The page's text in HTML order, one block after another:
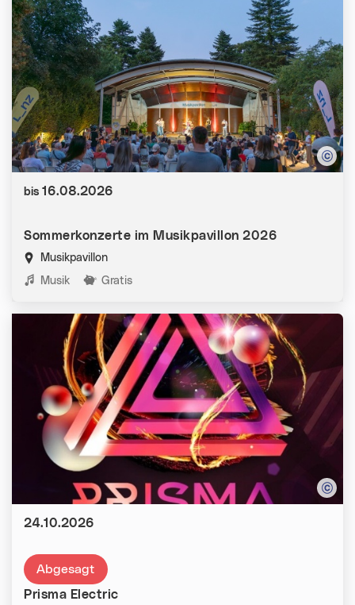
Sommerkonzerte im Musikpavillon 2026
Musikpavillon
Kategorien:
Musik Gratis
Datum:
bis 16.08.2026
Abgesagt
Prisma Electric
Datum:
24.10.2026